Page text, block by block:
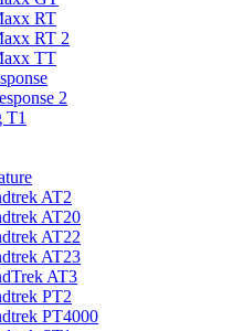
RT
RT 2
TT
2
T1
AT2
AT20
AT22
AT23
AT3
PT2
PT4000